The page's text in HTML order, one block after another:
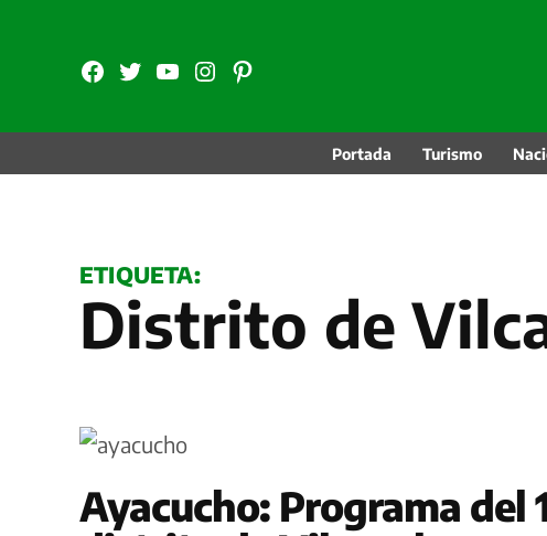
contenidoFB TW YouTubeInstagram
Pinterest
Portada Turismo
ETIQUETA:
Distrito de
Ayacucho: Programa del